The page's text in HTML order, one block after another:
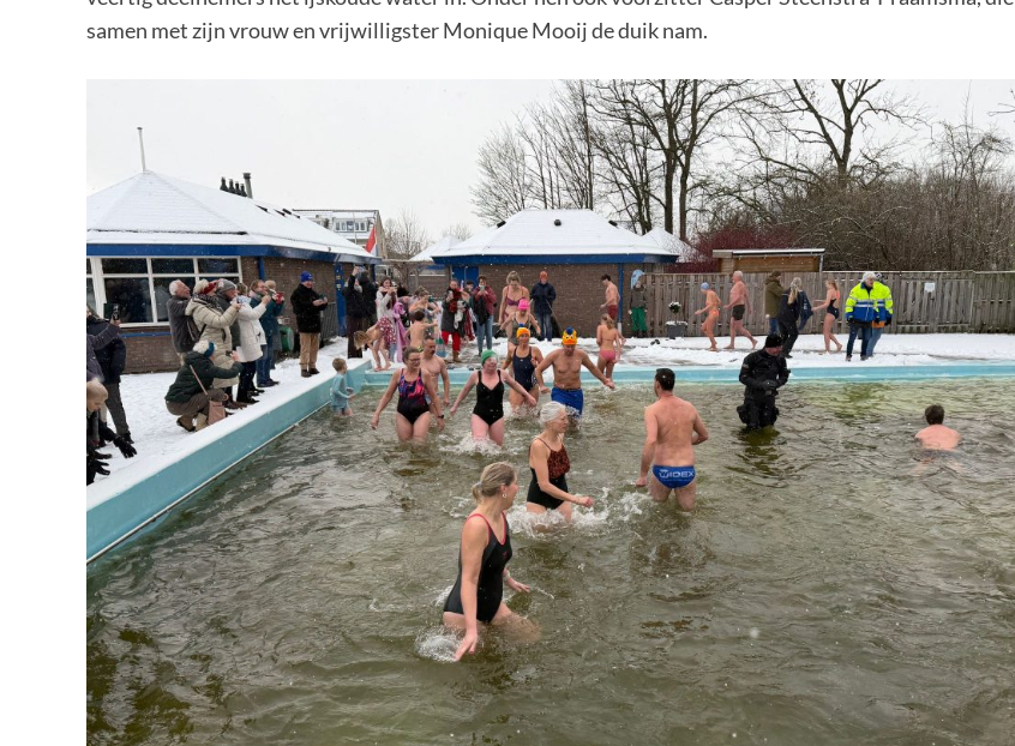
samen met zijn vrouw en vrijwilligster Monique Mooij de duik nam.